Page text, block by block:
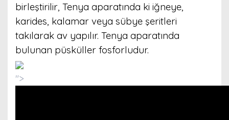
birleştirilir, Tenya aparatında ki iğneye,
karides, kalamar veya sübye şeritleri
takılarak av yapılır. Tenya aparatında
bulunan püsküller fosforludur.
">